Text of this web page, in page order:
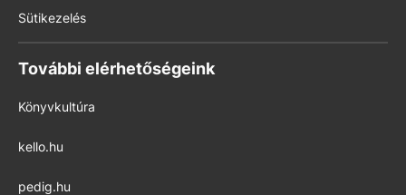
Sütikezelés
További elérhetőségeink
Könyvkultúra
kello.hu
pedig.hu